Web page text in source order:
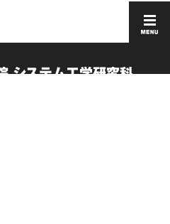
システム工学研究科